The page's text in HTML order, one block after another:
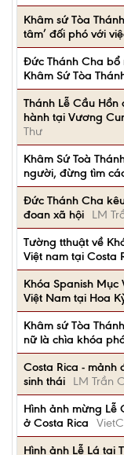
Khâm sứ Tòa
tâm’ đối phó với
Đức Thánh Cha bổ
Khâm Sứ Tòa
Thánh Lễ Cầu Hồn
hành tại Vương
Thư
Khâm Sứ Toà
người, đừng tìm
Đức Thánh Cha
đoan xã hội
LM
Tường tthuật về
Việt nam tại Costa
Khóa Spanish Mục
Việt Nam tại Hoa
Khâm sứ Tòa
nữ là chìa khóa
Costa Rica - mảnh
sinh thái
LM Trần
Hình ảnh mừng Lễ
ở Costa Rica
Hình ảnh Lễ Lá tại